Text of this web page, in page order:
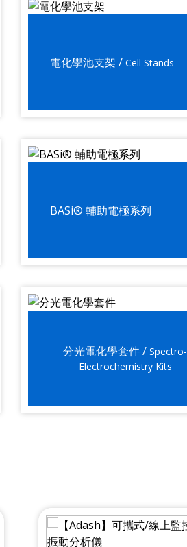
電化學池支架 /Cell Stands
BASi® 輔助電極系列
分光電化學套件 /Spectro-
Electrochemistry Kits